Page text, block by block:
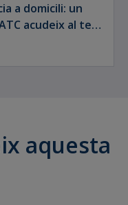
a domicili: un
acudeix al teu
d'urgència.
aquesta